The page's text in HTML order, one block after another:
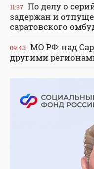
11:37 По делу о
задержан и
саратовского
09:43 МО РФ: над
другими